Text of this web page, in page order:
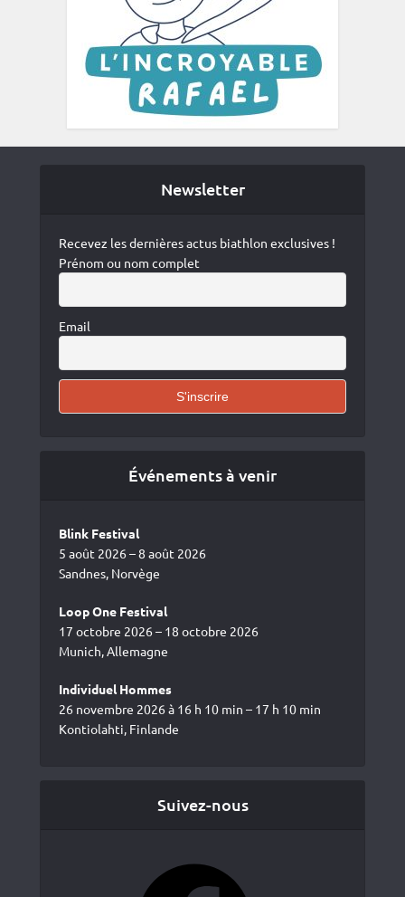
Newsletter
Recevez les dernières actus biathlon exclusives !
Prénom ou nom complet
Email
Événements à venir
Blink Festival
5 août 2026 – 8 août 2026
Sandnes, Norvège
Loop One Festival
17 octobre 2026 – 18 octobre 2026
Munich, Allemagne
Individuel Hommes
26 novembre 2026 à 16 h 10 min – 17 h 10 min
Kontiolahti, Finlande
Suivez-nous